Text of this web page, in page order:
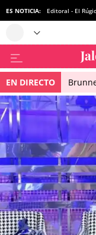
ES NOTICIA: Editoral - El
EN DIRECTO